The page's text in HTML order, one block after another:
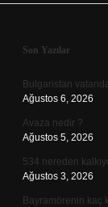
Sidebar
Son Yazılar
Bulgaristan
Ağustos 6, 2026
Avaza nedir ?
Ağustos 5, 2026
534 nereden
Ağustos 3, 2026
Bayramörenin kaç